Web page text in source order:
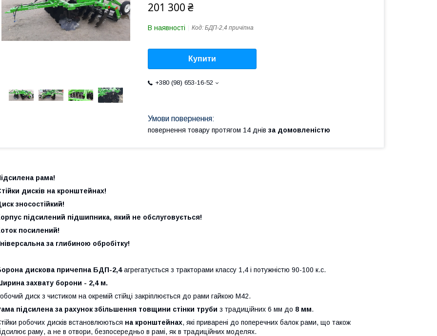
201 300 ₴
В наявності Код: БДП-2,4 причіпна
Купити
+380 (98) 653-16-52
повернення товару протягом 14 днів за домовленістю
рама!
дисків на кронштейнах!
зносостійкий!
підсилений підшипника, який не обслуговується!
посилений!
ніверсальна за глибиною обробітку!
дискова причепна БДП-2,4агрегатується з тракторами классу 1,4 і потужністю 90-100 к.с.
захвату борони - 2,4м.
диск з чистиком на окремій стійці закріплюється до рами гайкою М42.
підсилена за рахунок збільшення товщини стінки труби з традиційних 6 мм до 8 мм.
робочих дисків встановлюються на кронштейнах, які приварені до поперечних балок рами, що також
раму, а не в отвори, безпосередньо в рамі, як в традиційних моделях.